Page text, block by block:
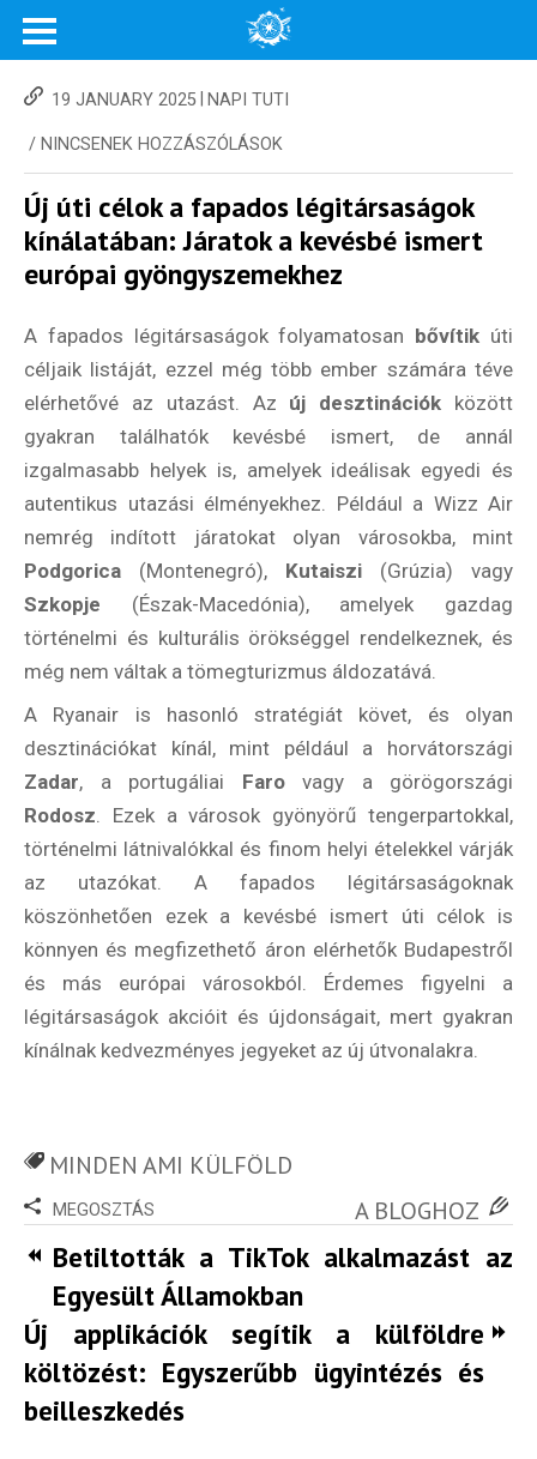
Rólunk
Szakértőink
Beutazási engedélyek
Online bolt
BLOG
Partnerprogram
Oszd meg történeted!
Külföldi munkaajánlatok
19 JANUARY 2025 NAPI TUTI
/ NINCSENEK HOZZÁSZÓLÁSOK
Új úti célok a fapados légitársaságok
kínálatában: Járatok a kevésbé ismert
európai gyöngyszemekhez
A fapados légitársaságok folyamatosan bővítik úti
céljaik listáját, ezzel még több ember számára téve
elérhetővé az utazást. Az új desztinációk között
gyakran találhatók kevésbé ismert, de annál
izgalmasabb helyek is, amelyek ideálisak egyedi és
autentikus utazási élményekhez. Például a Wizz Air
nemrég indított járatokat olyan városokba, mint
Podgorica (Montenegró), Kutaiszi (Grúzia) vagy
Szkopje (Észak-Macedónia), amelyek gazdag
történelmi és kulturális örökséggel rendelkeznek, és
még nem váltak a tömegturizmus áldozatává.
A Ryanair is hasonló stratégiát követ, és olyan
desztinációkat kínál, mint például a horvátországi
Zadar, a portugáliai Farovagy a görögországi
Rodosz. Ezek a városok gyönyörű tengerpartokkal,
történelmi látnivalókkal és finom helyi ételekkel várják
az utazókat. A fapados légitársaságoknak
köszönhetően ezek a kevésbé ismert úti célok is
könnyen és megfizethető áron elérhetők Budapestről
és más európai városokból. Érdemes figyelni a
légitársaságok akcióit és újdonságait, mert gyakran
kínálnak kedvezményes jegyeket az új útvonalakra.
MINDEN AMI KÜLFÖLD
MEGOSZTÁS A BLOGHOZ
Betiltották a TikTok alkalmazást az
Egyesült Államokban
Új applikációk segítik a külföldre
költözést: Egyszerűbb ügyintézés és
beilleszkedés